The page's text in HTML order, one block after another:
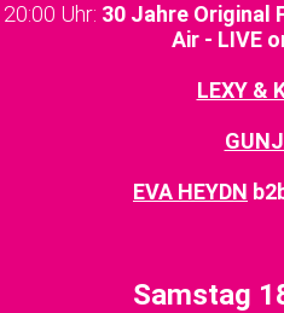
20:00 Uhr: 30 Jahre Original
Air - LIVE
LEXY &
EVA HEYDN
Samstag